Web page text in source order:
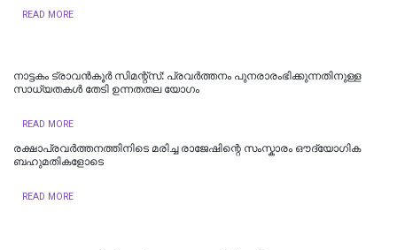
READ MORE
നാട്ടകം ട്രാവൻകൂർ സിമന്റ്സ്: പ്രവർത്തനം പുനരാരംഭിക്കുന്നതിനുള്ള
സാധ്യതകൾ തേടി ഉന്നതതല യോഗം
READ MORE
രക്ഷാപ്രവർത്തനത്തിനിടെ മരിച്ച രാജേഷിന്റെ സംസ്കാരം ഔദ്യോ​ഗിക
ബഹുമതികളോടെ
READ MORE